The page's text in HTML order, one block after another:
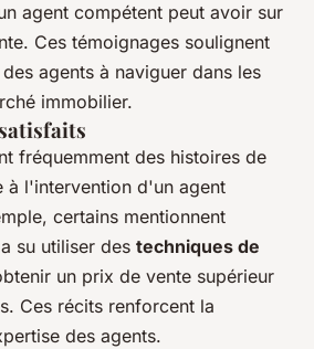
agent compétent peut avoir sur
Ces témoignages soulignent
agents à naviguer dans les
immobilier.
fréquemment des histoires de
à l'intervention d'un agent
certains mentionnent
su utiliser des techniques de
un prix de vente supérieur
Ces récits renforcent la
des agents.